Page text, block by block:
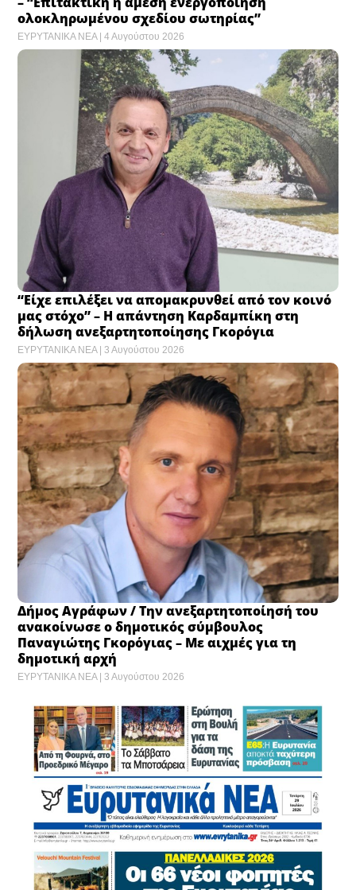
ολοκληρωμένου σχεδίου σωτηρίας”
ΕΥΡΥΤΑΝΙΚΑ ΝΕΑ 4 Αυγούστου 2026
“Είχε επιλέξει να απομακρυνθεί από τον κοινό
μας στόχο” – Η απάντηση Καρδαμπίκη στη
δήλωση ανεξαρτητοποίησης Γκορόγια
ΕΥΡΥΤΑΝΙΚΑ ΝΕΑ 3 Αυγούστου 2026
Δήμος Αγράφων / Την ανεξαρτητοποίησή του
ανακοίνωσε ο δημοτικός σύμβουλος
Παναγιώτης Γκορόγιας – Με αιχμές για τη
δημοτική αρχή
ΕΥΡΥΤΑΝΙΚΑ ΝΕΑ 3 Αυγούστου 2026